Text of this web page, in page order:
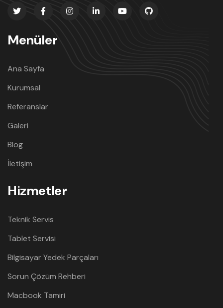
Menüler
Ana Sayfa
Kurumsal
Referanslar
Galeri
Blog
İletişim
Hizmetler
Teknik Servis
Tablet Servisi
Bilgisayar Yedek Parçaları
Sorun Çözüm Rehberi
Macbook Tamiri